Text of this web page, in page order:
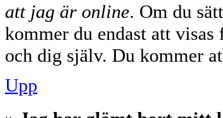
att jag är online. Om du
kommer du endast att
och dig själv. Du kommer
Upp